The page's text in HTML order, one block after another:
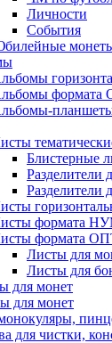
Личности
События
формата
Блистерные
Разделители
Разделители
формата
формата
Листы для
Листы для
для монет
для монет
для чистки,